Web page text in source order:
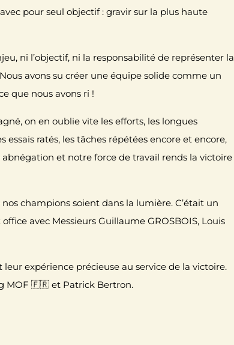
avec pour seul objectif : gravir sur la plus haute
ni l’objectif, ni la responsabilité de représenter la
avons su créer une équipe solide comme un
que nous avons ri !
on en oublie vite les efforts, les longues
essais ratés, les tâches répétées encore et encore,
et notre force de travail rends la victoire
champions soient dans la lumière. C’était un
avec Messieurs Guillaume GROSBOIS, Louis
leur expérience précieuse au service de la victoire.
MOF 🇫🇷 et Patrick Bertron.